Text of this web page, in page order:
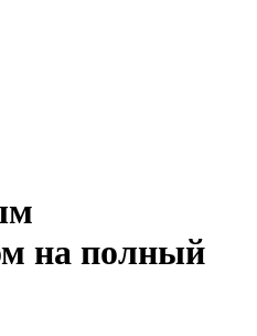
на полный